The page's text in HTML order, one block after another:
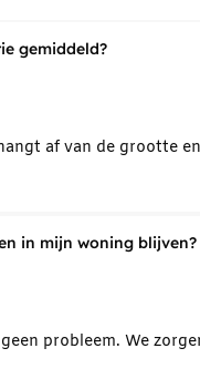
gemiddeld?
af van de grootte
in mijn woning blijven?
probleem. We